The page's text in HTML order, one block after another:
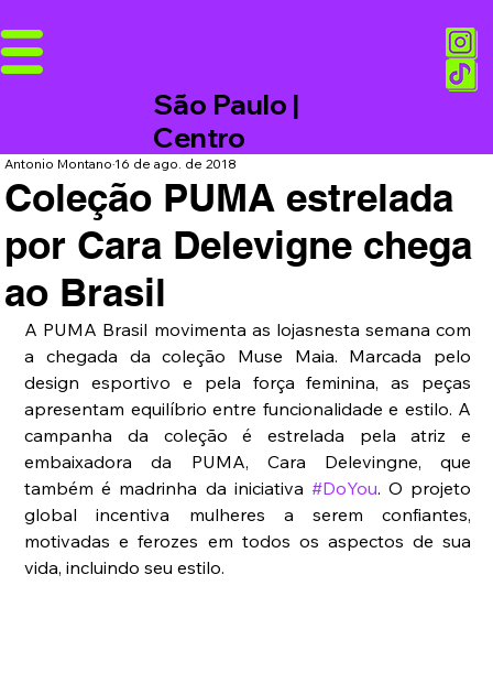
São Paulo |
Centro
Coleção PUMA estrelada
por Cara Delevigne chega
ao Brasil
Antonio Montano16 de ago. de 2018
A PUMA Brasil movimenta as lojasnesta semana com
a chegada da coleção Muse Maia. Marcada pelo
design esportivo e pela força feminina, as peças
apresentam equilíbrio entre funcionalidade e estilo. A
campanha da coleção é estrelada pela atriz e
embaixadora da PUMA, Cara Delevingne, que
também é madrinha da iniciativa #DoYou. O projeto
global incentiva mulheres a serem confiantes,
motivadas e ferozes em todos os aspectos de sua
vida, incluindo seu estilo.